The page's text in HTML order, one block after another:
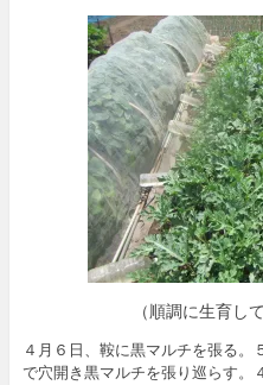
（順調に生育し
４月６日、鞍に黒マルチを張る
で穴開き黒マルチを張り巡らす。